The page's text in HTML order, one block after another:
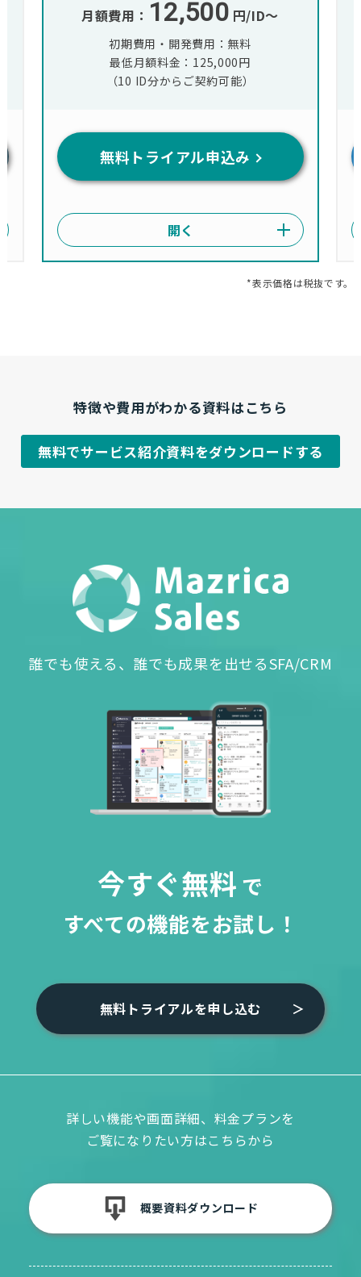
月額費用： 12,500 円/ID〜
初期費用・開発費用：無料
最低月額料金：125,000円
（10 ID分からご契約可能）
無料トライアル申込み
*表示価格は税抜です。
特徴や費用がわかる資料はこちら
無料でサービス紹介資料をダウンロードする
誰でも使える、誰でも成果を出せるSFA/CRM
今すぐ無料 で
すべての機能をお試し！
無料トライアルを申し込む
詳しい機能や画面詳細、料金プランを
ご覧になりたい方はこちらから
概要資料ダウンロード